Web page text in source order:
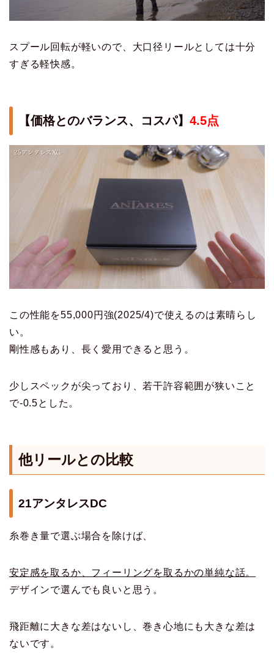
スプール回転が軽いので、大口径リールとしては十分
すぎる軽快感。
【価格とのバランス、コスパ】 4.5点
この性能を55,000円強(2025/4)で使えるのは素晴らし
い。
剛性感もあり、長く愛用できると思う。
少しスペックが尖っており、若干許容範囲が狭いこと
で-0.5とした。
他リールとの比較
21アンタレスDC
糸巻き量で選ぶ場合を除けば、
安定感を取るか、フィーリングを取るかの単純な話。
デザインで選んでも良いと思う。
飛距離に大きな差はないし、巻き心地にも大きな差は
ないです。